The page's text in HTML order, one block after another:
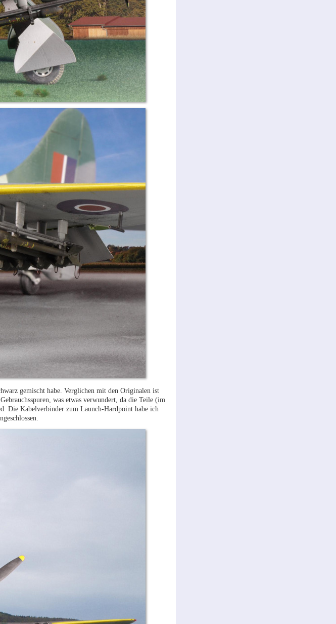
gemischt habe. Verglichen mit den Originalen ist
was etwas verwundert, da die Teile (im
Die Kabelverbinder zum Launch-Hardpoint habe ich